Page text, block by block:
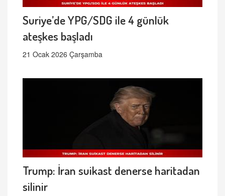
Suriye’de YPG/SDG ile 4 günlük
ateşkes başladı
21 Ocak 2026 Çarşamba
Trump: İran suikast denerse haritadan
silinir